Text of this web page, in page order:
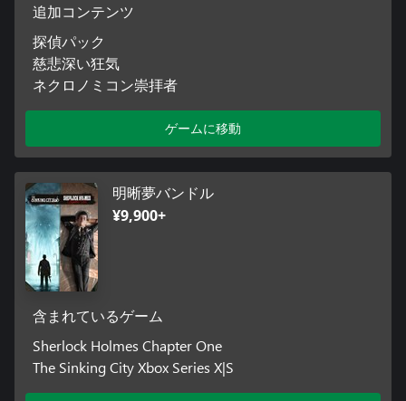
追加コンテンツ
探偵パック
慈悲深い狂気
ネクロノミコン崇拝者
ゲームに移動
明晰夢バンドル
¥9,900+
含まれているゲーム
Sherlock Holmes Chapter One
The Sinking City Xbox Series X|S